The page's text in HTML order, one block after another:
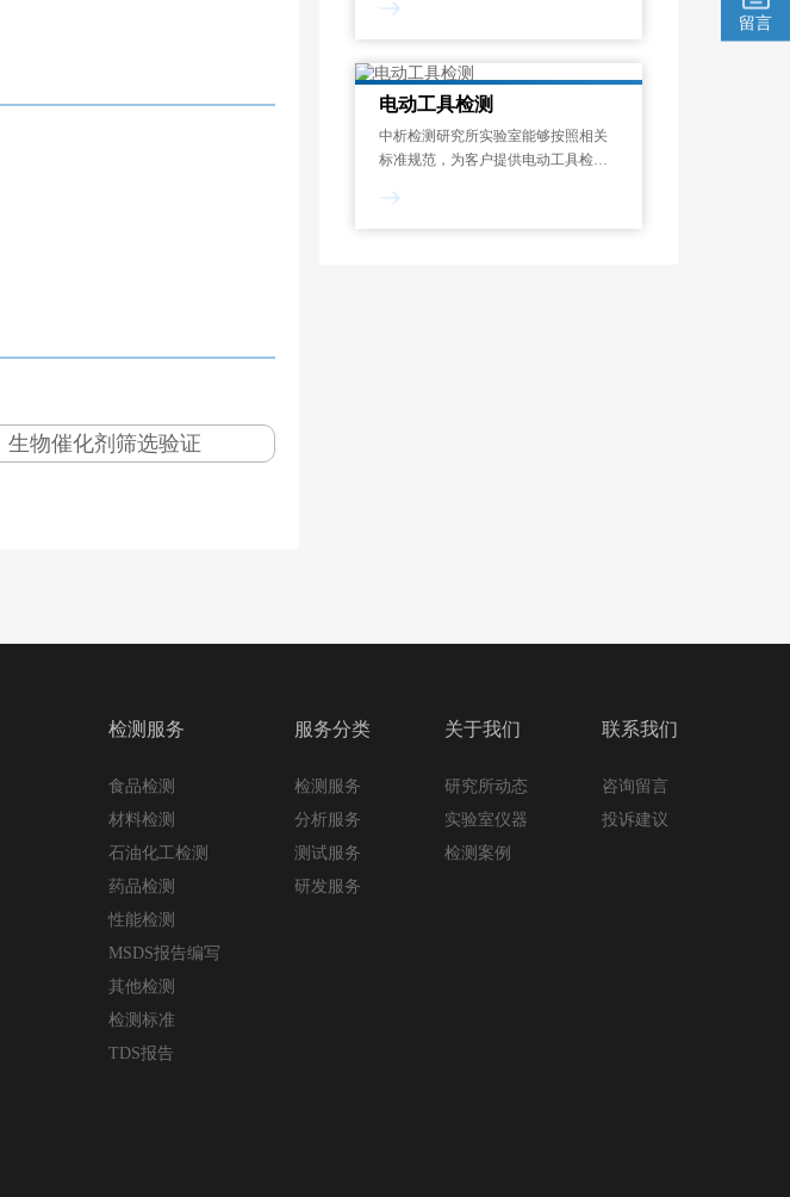
留言
生物催化剂筛选验证
开路电压测量、内阻测试、寿命测
行检测和分析。一般来说，蓄电池性
能测试报告的出具需
电动工具检测
中析检测研究所实验室能够按照相关
标准规范，为客户提供电动工具检测
率测定、过载测试、噪声检测、绝缘
检测服务
食品检测
材料检测
石油化工检测
药品检测
性能检测
MSDS报告编写
其他检测
检测标准
TDS报告
服务分类
检测服务
分析服务
测试服务
研发服务
关于我们
研究所动态
实验室仪器
检测案例
联系我们
咨询留言
投诉建议